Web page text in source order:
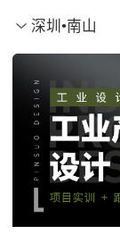
深圳•南山